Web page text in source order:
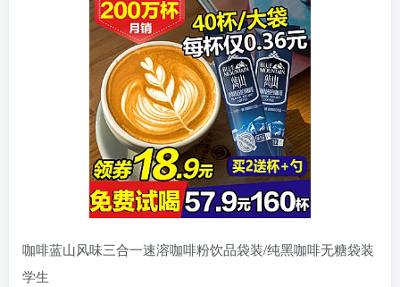
咖啡蓝山风味三合一速溶咖啡粉饮品袋装/纯黑咖啡无糖袋装
学生